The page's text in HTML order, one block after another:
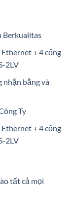
Berkualitas
+ 4 cổng
2LV
nhận bằng và
Ty
+ 4 cổng
2LV
tất cả mọi